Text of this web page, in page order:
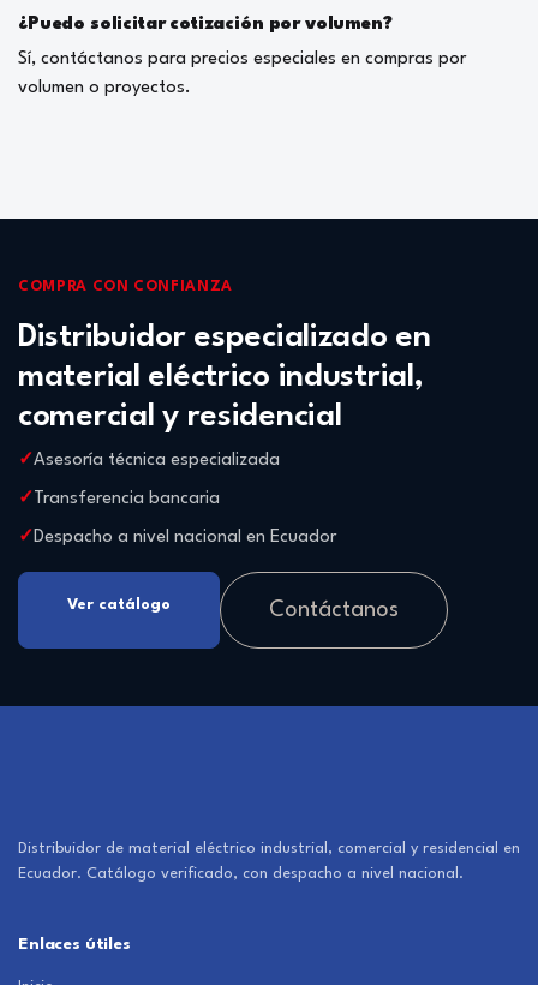
¿Puedo solicitar cotización por volumen?
Sí, contáctanos para precios especiales en compras por
volumen o proyectos.
COMPRA CON CONFIANZA
Distribuidor especializado en
material eléctrico industrial,
comercial y residencial
Asesoría técnica especializada
Transferencia bancaria
Despacho a nivel nacional en Ecuador
Ver catálogo Contáctanos
Distribuidor de material eléctrico industrial, comercial y residencial en
Ecuador. Catálogo verificado, con despacho a nivel nacional.
Enlaces útiles